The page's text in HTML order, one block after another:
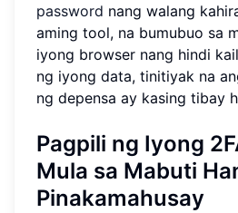
password nang walang
aming tool, na bumubuo sa
iyong browser nang hindi
ng iyong data, tinitiyak na
ng depensa ay kasing tibay
Pagpili ng Iyong
Mula sa Mabuti
Pinakamahusay